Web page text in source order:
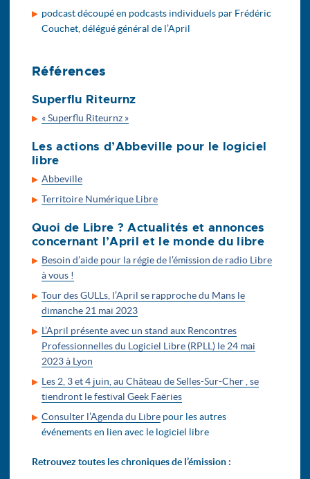
podcast découpé en podcasts individuels par Frédéric
Couchet, délégué général de l’April
Références
Superflu Riteurnz
« Superflu Riteurnz »
Les actions d’Abbeville pour le logiciel
libre
Abbeville
Territoire Numérique Libre
Quoi de Libre ? Actualités et annonces
concernant l’April et le monde du libre
Besoin d’aide pour la régie de l’émission de radio Libre
à vous !
Tour des GULLs, l’April se rapproche du Mans le
dimanche 21 mai 2023
L’April présente avec un stand aux Rencontres
Professionnelles du Logiciel Libre (RPLL) le 24 mai
2023 à Lyon
Les 2, 3 et 4 juin, au Château de Selles-Sur-Cher , se
tiendront le festival Geek Faëries
Consulter l’Agenda du Libre pour les autres
événements en lien avec le logiciel libre
Retrouvez toutes les chroniques de l’émission :